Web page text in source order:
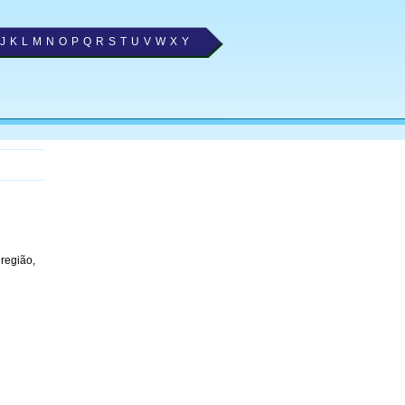
J K L M N O P Q R S T U V W X Y